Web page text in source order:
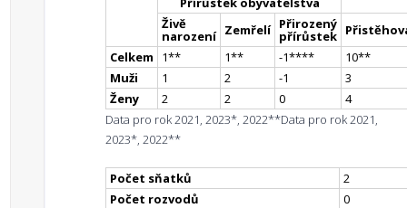
Živě
narození Zemřelí Přirozený
přírůstek
Celkem
1** 1** -1**** 10**
Muži
1 2 -1
3
Ženy
2 2 0
4
Data pro rok 2021, 2023*, 2022**Data pro rok 2021,
2023*, 2022**
Počet sňatků
2
Počet rozvodů
0